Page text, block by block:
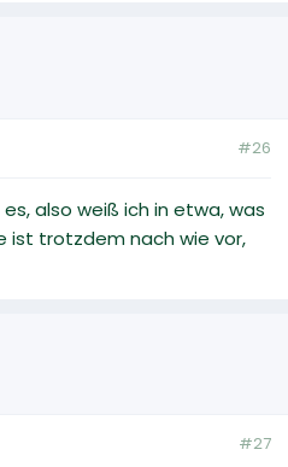
#26
also weiß ich in etwa, was
ist trotzdem nach wie vor,
#27